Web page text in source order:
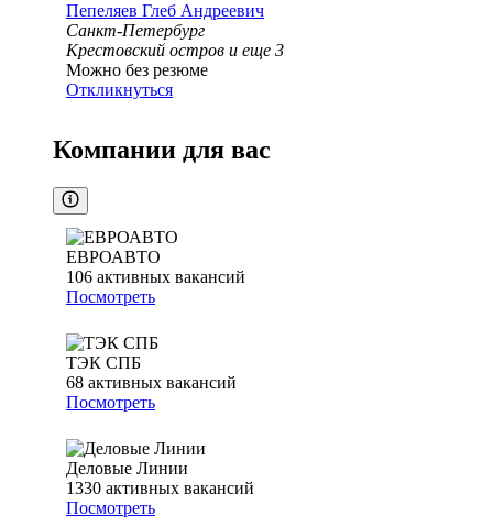
Пепеляев Глеб Андреевич
Санкт-Петербург
Крестовский остров и еще 3
Можно без резюме
Откликнуться
Компании для вас
ЕВРОАВТО
106 активных вакансий
Посмотреть
ТЭК СПБ
68 активных вакансий
Посмотреть
Деловые Линии
1330 активных вакансий
Посмотреть